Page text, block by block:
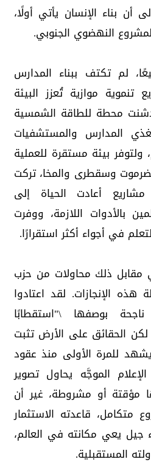
أن بناء الإنسان يأتي أولًا،
النهضوي الجنوبي.
لم تكتف ببناء المدارس
موازية تُعزز البيئة
محطة للطاقة الشمسية
لتغذي المدارس والمستشفيات
ولتوفر بيئة مستقرة للعملية
وسقطرى والمخا، تركت
مشاريع أعادت الحياة إلى
بالأدوات اللازمة، ووفرت
في أجواء أكثر استقرارًا.
ذلك محاولات من حزب
هذه الإنجازات. لقد اعتادوا
بوصفها \"استقطابًا
الحقائق على الأرض تثبت
للمرة الأولى منذ عقود
الموجَّه يحاول تصوير
مؤقتة أو مشروطة، غير أن
قاعدته الاستثمار
يعي مكانته في العالم،
المستقبلية.